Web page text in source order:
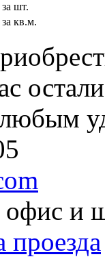
шт.
кв.м.
любым
офис и
проезда